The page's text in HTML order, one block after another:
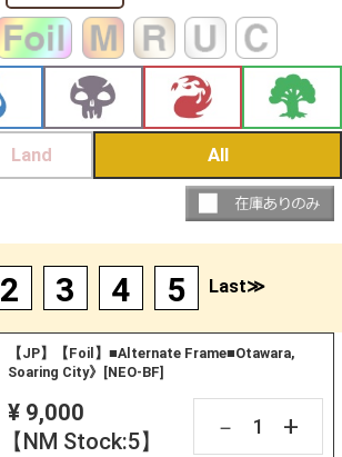
Land All
2 3 4 5 Last≫
【JP】【Foil】■Alternate Frame■Otawara,
Soaring City》[NEO-BF]
¥ 9,000
【NM Stock:5】
－ +